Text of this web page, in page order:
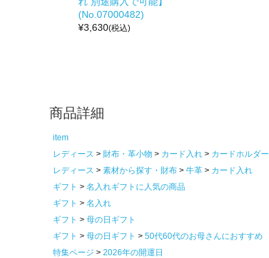
(No.07000482)
¥3,630(税込)
商品詳細
item
レディース
財布・革小物 カード入れ
カードホルダー
レディース
素材から探す・財布 牛革
カード入れ
ギフト
名入れギフトに人気の商品
ギフト
名入れ
ギフト
母の日ギフト
ギフト
母の日ギフト
50代60代のお母さんにおすすめ
特集ページ
2026年の開運日